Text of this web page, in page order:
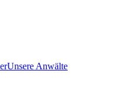
Unsere Anwälte